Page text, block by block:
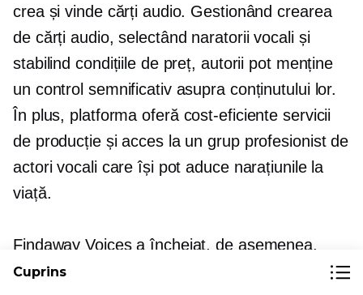
crea și vinde cărți audio. Gestionând crearea
de cărți audio, selectând naratorii vocali și
stabilind condițiile de preț, autorii pot menține
un control semnificativ asupra conținutului lor.
În plus, platforma oferă cost-eficiente servicii
de producție și acces la un grup profesionist de
actori vocali care își pot aduce narațiunile la
viață.
Findaway Voices a încheiat, de asemenea,
parteneriate cu peste 40 de comercianți de
Cuprins